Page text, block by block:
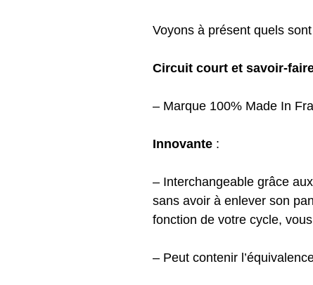
Voyons à présent quels
Circuit court et savoir-
– Marque 100% Made In
Innovante :
– Interchangeable grâce
sans avoir à enlever son
fonction de votre cycle,
– Peut contenir